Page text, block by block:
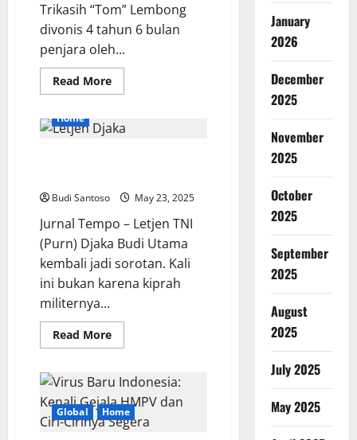
Trikasih “Tom” Lembong
divonis 4 tahun 6 bulan
penjara oleh...
Read MoreRead
more
Lembong
Divonis
Kasus
Korupsi
Gula
Home
Budi Santoso May 23, 2025
Jurnal Tempo – Letjen TNI
(Purn) Djaka Budi Utama
kembali jadi sorotan. Kali
ini bukan karena kiprah
militernya...
Read MoreRead
more
Djaka
dan
Transparansi
Kekayaan
Pejabat
Tinggi
Global Home
January
2026
December
2025
November
2025
October
2025
September
2025
August
2025
July 2025
May 2025